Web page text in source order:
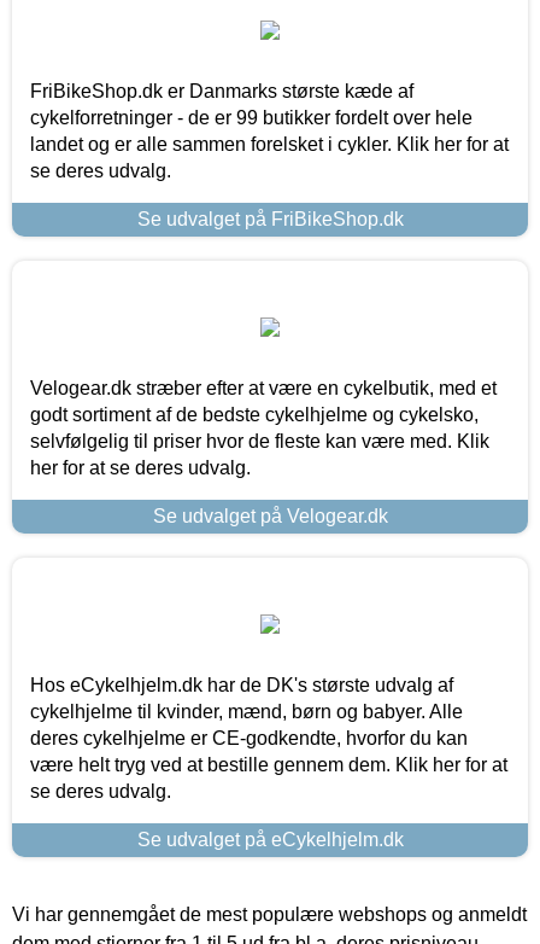
FriBikeShop.dk er Danmarks største kæde af
cykelforretninger - de er 99 butikker fordelt over hele
landet og er alle sammen forelsket i cykler. Klik her for at
se deres udvalg.
Se udvalget på FriBikeShop.dk
Velogear.dk stræber efter at være en cykelbutik, med et
godt sortiment af de bedste cykelhjelme og cykelsko,
selvfølgelig til priser hvor de fleste kan være med. Klik
her for at se deres udvalg.
Se udvalget på Velogear.dk
Hos eCykelhjelm.dk har de DK's største udvalg af
cykelhjelme til kvinder, mænd, børn og babyer. Alle
deres cykelhjelme er CE-godkendte, hvorfor du kan
være helt tryg ved at bestille gennem dem. Klik her for at
se deres udvalg.
Se udvalget på eCykelhjelm.dk
Vi har gennemgået de mest populære webshops og anmeldt